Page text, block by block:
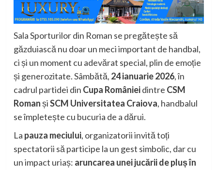
Sala Sporturilor din Roman se pregătește să
găzduiască nu doar un meci important de handbal,
ci și un moment cu adevărat special, plin de emoție
și generozitate. Sâmbătă, 24 ianuarie 2026, în
cadrul partidei din Cupa Românieidintre CSM
RomanșiSCM Universitatea Craiova, handbalul
se împletește cu bucuria de a dărui.
La pauza meciului, organizatorii invită toți
spectatorii să participe la un gest simbolic, dar cu
un impact uriaș: aruncarea unei jucării de pluș în